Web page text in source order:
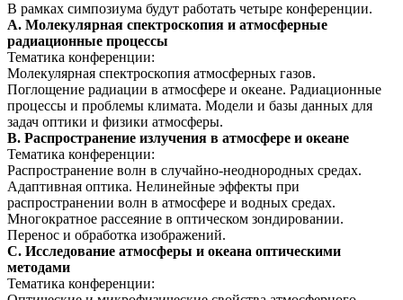
В рамках симпозиума будут работать четыре конференции.
А. Молекулярная спектроскопия и атмосферные
радиационные процессы
Тематика конференции:
Молекулярная спектроскопия атмосферных газов.
Поглощение радиации в атмосфере и океане. Радиационные
процессы и проблемы климата. Модели и базы данных для
задач оптики и физики атмосферы.
B. Распространение излучения в атмосфере и океане
Тематика конференции:
Распространение волн в случайно-неоднородных средах.
Адаптивная оптика. Нелинейные эффекты при
распространении волн в атмосфере и водных средах.
Многократное рассеяние в оптическом зондировании.
Перенос и обработка изображений.
C. Исследование атмосферы и океана оптическими
методами
Тематика конференции: